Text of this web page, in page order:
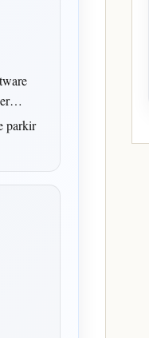
parkir